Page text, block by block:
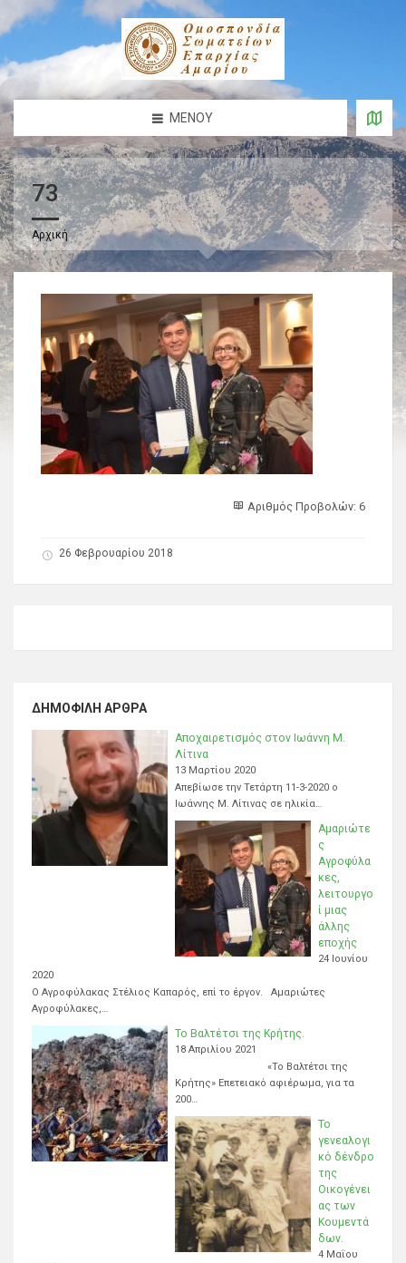
ΜΕΝΟΎ
73
Αρχική
Αριθμός Προβολών: 6
26 Φεβρουαρίου 2018
ΔΗΜΟΦΙΛΉ ΆΡΘΡΑ
Αποχαιρετισμός στον Ιωάννη Μ.
Λίτινα
13 Μαρτίου 2020
Απεβίωσε την Τετάρτη 11-3-2020 ο
Ιωάννης Μ. Λίτινας σε ηλικία…
Αμαριώτε
ς
Αγροφύλα
κες,
λειτουργο
ί μιας
άλλης
εποχής
24 Ιουνίου
2020
Ο Αγροφύλακας Στέλιος Καπαρός, επί το έργον. Αμαριώτες
Αγροφύλακες,…
Το Βαλτέτσι της Κρήτης.
18 Απριλίου 2021
«Το Βαλτέτσι της
Κρήτης» Επετειακό αφιέρωμα, για τα
200…
Το
γενεαλογι
κό δένδρο
της
Οικογένει
ας των
Κουμεντά
δων.
4 Μαΐου